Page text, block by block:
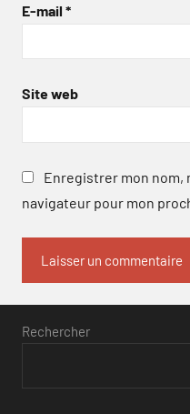
E-mail *
Site web
Enregistrer mon nom,
navigateur pour mon
Rechercher